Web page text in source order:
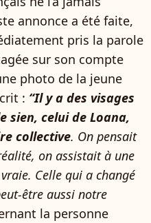
annonce a été faite,
pris la parole
sur son compte
photo de la jeune
: “Il y a des visages
sien, celui de Loana,
collective. On pensait
on assistait à une
Celle qui a changé
être aussi notre
la personne